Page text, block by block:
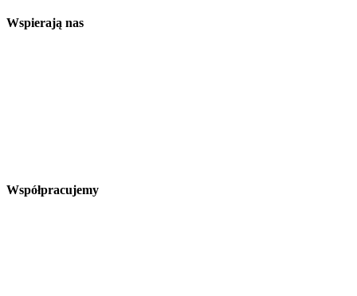
Wspierają nas
Współpracujemy